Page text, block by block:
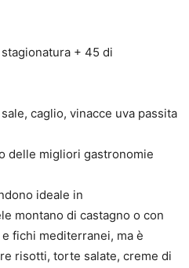
+ 45 di
caglio, vinacce uva passita
delle migliori gastronomie
ideale in
montano di castagno o con
fichi mediterranei, ma è
risotti, torte salate, creme di